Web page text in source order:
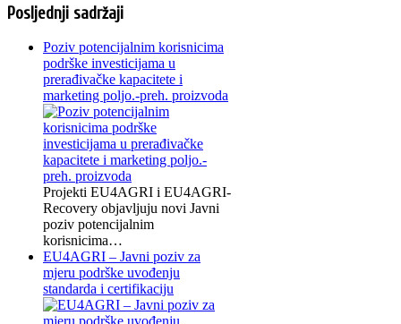
Posljednji sadržaji
Poziv potencijalnim korisnicima
podrške investicijama u
prerađivačke kapacitete i
marketing poljo.-preh. proizvoda
Projekti EU4AGRI i EU4AGRI-
Recovery objavljuju novi Javni
poziv potencijalnim
korisnicima…
EU4AGRI – Javni poziv za
mjeru podrške uvođenju
standarda i certifikaciju